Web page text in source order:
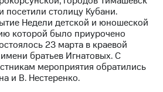
посетили столицу Кубани.
Недели детской и юношеской
которой было приурочено
23 марта в краевой
братьев Игнатовых. С
мероприятия обратились
и В. Нестеренко.